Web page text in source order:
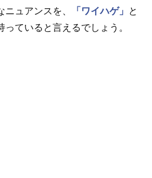
ニュアンスを、 「ワイハゲ」
と
ていると言えるでしょう。